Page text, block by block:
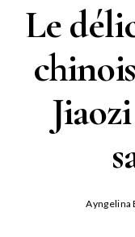
Le
Ayngelina